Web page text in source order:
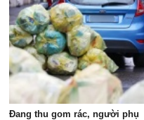
Đang thu gom rác, người phụ